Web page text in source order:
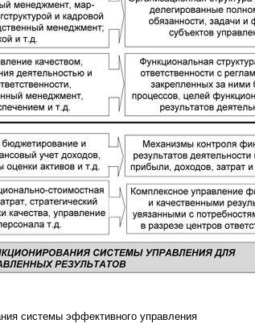
системы эффективного управления